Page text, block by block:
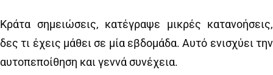
Κράτα σημειώσεις, κατέγραψε μικρές κατανοήσεις,
δες τι έχεις μάθει σε μία εβδομάδα. Αυτό ενισχύει την
αυτοπεποίθηση και γεννά συνέχεια.